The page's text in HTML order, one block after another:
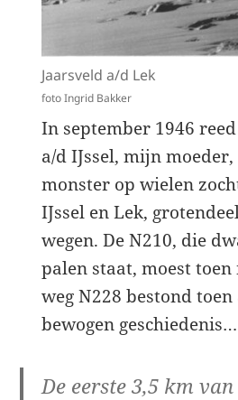
Jaarsveld a/d Lek
foto Ingrid Bakker
In september 1946
a/d IJssel, mijn
monster op wielen
IJssel en Lek,
wegen. De N210, die
palen staat, moest
weg N228 bestond
bewogen geschiedenis…
De eerste 3,5 km